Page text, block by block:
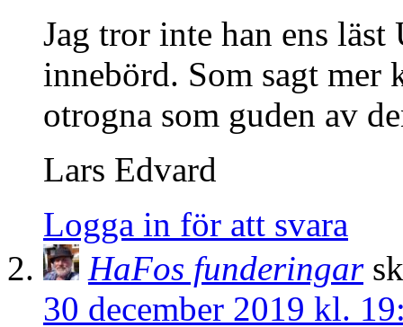
Jag tror inte han ens läst
innebörd. Som sagt mer
otrogna som guden av
Lars Edvard
Logga in för att svara
HaFos funderingar
30 december 2019 kl.